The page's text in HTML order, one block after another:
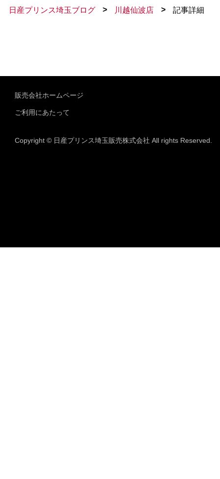
日産プリンス埼玉ブログ > 川越仙波店 > 記事詳細
販売会社ホームページ
ご利用にあたって
Copyright © 日産プリンス埼玉販売株式会社 All rights Reserved.